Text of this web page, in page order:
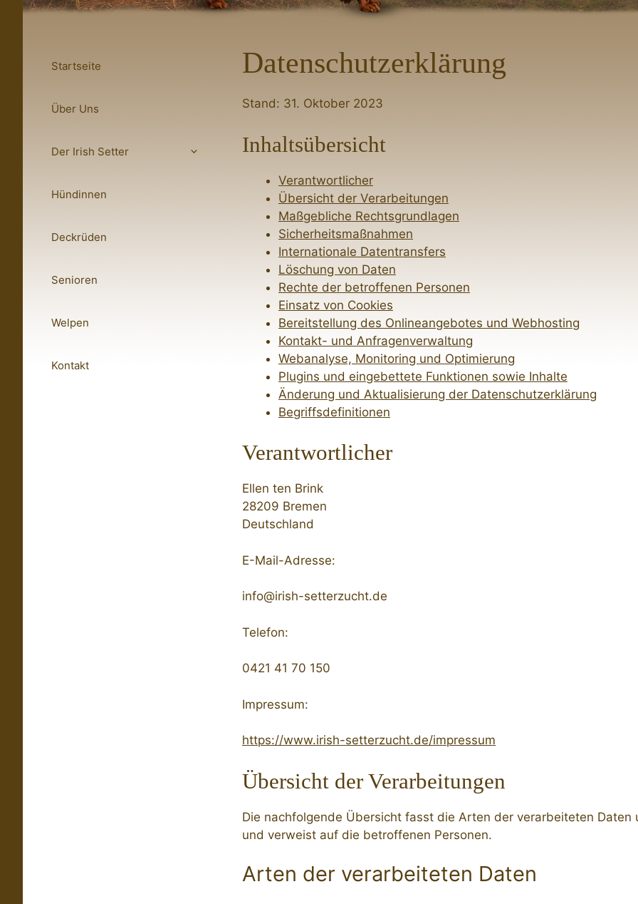
Datenschutzerklärung
Stand: 31. Oktober 2023
Inhaltsübersicht
Verantwortlicher
Übersicht der Verarbeitungen
Maßgebliche Rechtsgrundlagen
Sicherheitsmaßnahmen
Internationale Datentransfers
Löschung von Daten
Rechte der betroffenen Personen
Einsatz von Cookies
Bereitstellung des Onlineangebotes und Webhosting
Kontakt- und Anfragenverwaltung
Webanalyse, Monitoring und Optimierung
Plugins und eingebettete Funktionen sowie Inhalte
Änderung und Aktualisierung der Datenschutzerklärung
Begriffsdefinitionen
Verantwortlicher
Ellen ten Brink
28209 Bremen
Deutschland
E-Mail-Adresse:
info@irish-setterzucht.de
Telefon:
0421 41 70 150
Impressum:
https://www.irish-setterzucht.de/impressum
Übersicht der Verarbeitungen
Die nachfolgende Übersicht fasst die Arten der verarbeiteten
und verweist auf die betroffenen Personen.
Arten der verarbeiteten Daten
Startseite
Über Uns
Der Irish Setter
Hündinnen
Deckrüden
Senioren
Welpen
Kontakt